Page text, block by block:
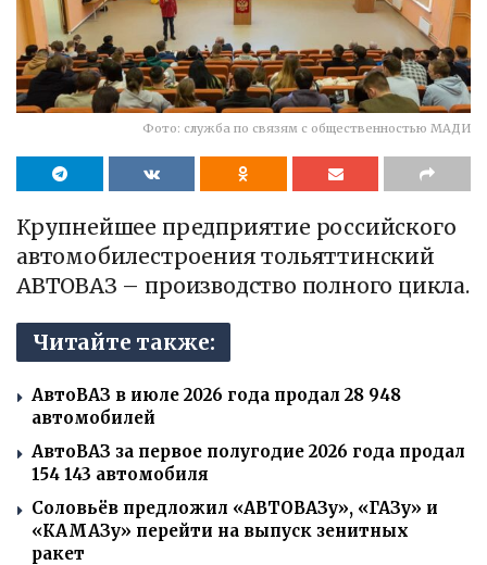
Фото: служба по связям с общественностью МАДИ
Крупнейшее предприятие российского
автомобилестроения тольяттинский
АВТОВАЗ – производство полного цикла.
Читайте также:
АвтоВАЗ в июле 2026 года продал 28 948
автомобилей
АвтоВАЗ за первое полугодие 2026 года продал
154 143 автомобиля
Соловьёв предложил «АВТОВАЗу», «ГАЗу» и
«КАМАЗу» перейти на выпуск зенитных
ракет